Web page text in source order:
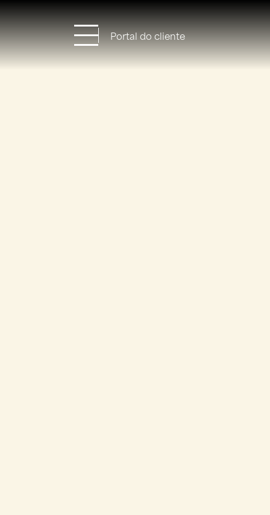
HomeEmpreendimentosQuem somosContato
Portal do cliente